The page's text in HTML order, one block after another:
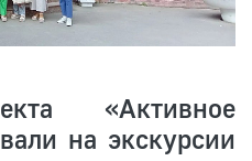
«Активное
на экскурсии